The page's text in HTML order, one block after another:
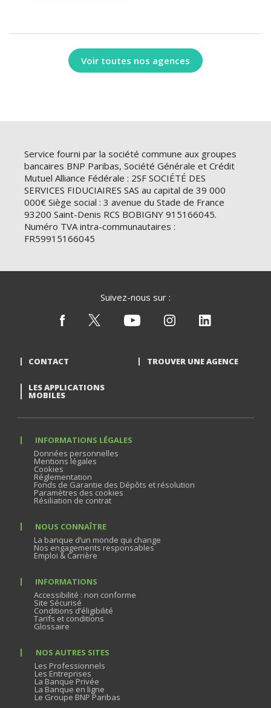
Voir toutes nos agences
Service fourni par la société commune aux groupes
bancaires BNP Paribas, Société Générale et Crédit
Mutuel Alliance Fédérale : 2SF SOCIÉTÉ DES
SERVICES FIDUCIAIRES SAS au capital de 39 000
000€ Siège social : 3 avenue du Stade de France
93200 Saint-Denis RCS BOBIGNY 915166045.
Numéro TVA intra-communautaires :
FR59915166045
Suivez-nous sur :
CONTACT TROUVER UNE AGENCE
LES APPLICATIONS
MOBILES
INFORMATIONS LÉGALES
Données personnelles
Mentions légales
Cookies
Réglementation
Fonds de Garantie des Dépôts et résolution
Paramètres des cookies
Résiliation de contrat
NOUS CONNAÎTRE
La banque d’un monde qui change
Nos engagements responsables
Emploi & Carrière
INFORMATIONS
Accessibilité : non conforme
Site Sécurisé
Conditions d’éligibilité
Tarifs et conditions
Glossaire
NOS AUTRES SITES
Les Professionnels
Les Entreprises
La Banque Privée
La Banque en ligne
Le Groupe BNP Paribas